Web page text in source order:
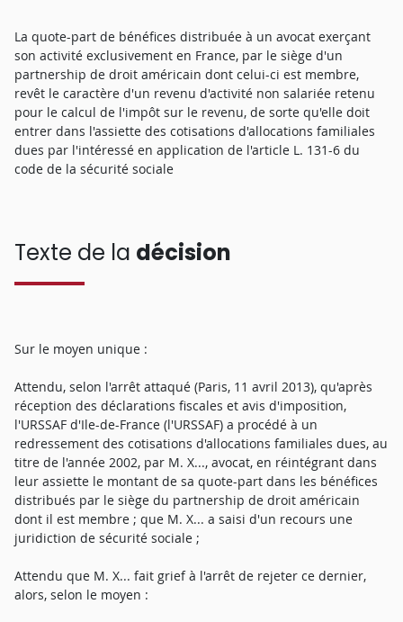
La quote-part de bénéfices distribuée à un avocat exerçant
son activité exclusivement en France, par le siège d'un
partnership de droit américain dont celui-ci est membre,
revêt le caractère d'un revenu d'activité non salariée retenu
pour le calcul de l'impôt sur le revenu, de sorte qu'elle doit
entrer dans l'assiette des cotisations d'allocations familiales
dues par l'intéressé en application de l'article L. 131-6 du
code de la sécurité sociale
Texte de la décision
Sur le moyen unique :
Attendu, selon l'arrêt attaqué (Paris, 11 avril 2013), qu'après
réception des déclarations fiscales et avis d'imposition,
l'URSSAF d'Ile-de-France (l'URSSAF) a procédé à un
redressement des cotisations d'allocations familiales dues, au
titre de l'année 2002, par M. X..., avocat, en réintégrant dans
leur assiette le montant de sa quote-part dans les bénéfices
distribués par le siège du partnership de droit américain
dont il est membre ; que M. X... a saisi d'un recours une
juridiction de sécurité sociale ;
Attendu que M. X... fait grief à l'arrêt de rejeter ce dernier,
alors, selon le moyen :